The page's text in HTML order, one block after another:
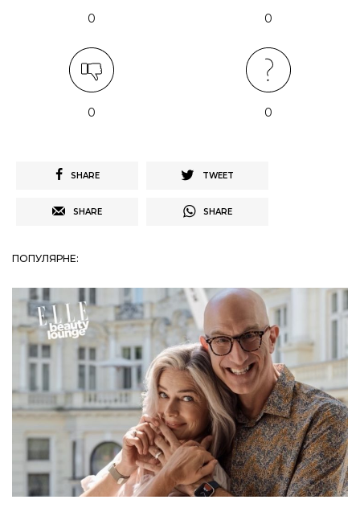
0 0
0 0
SHARE TWEET
SHARE SHARE
ПОПУЛЯРНЕ: